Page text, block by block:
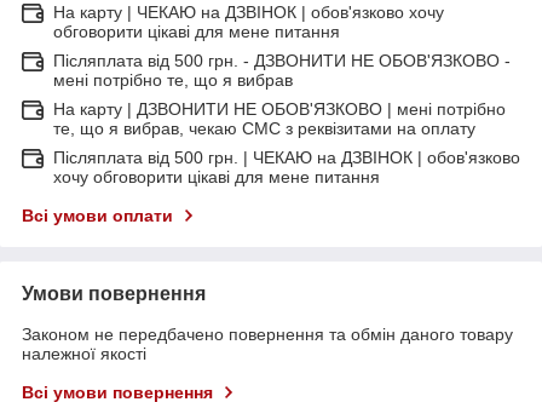
На карту | ЧЕКАЮ на ДЗВІНОК | обов'язково хочу
обговорити цікаві для мене питання
Післяплата від 500 грн. - ДЗВОНИТИ НЕ ОБОВ'ЯЗКОВО -
мені потрібно те, що я вибрав
На карту | ДЗВОНИТИ НЕ ОБОВ'ЯЗКОВО | мені потрібно
те, що я вибрав, чекаю СМС з реквізитами на оплату
Післяплата від 500 грн. | ЧЕКАЮ на ДЗВІНОК | обов'язково
хочу обговорити цікаві для мене питання
Всі умови оплати
Умови повернення
Законом не передбачено повернення та обмін даного товару
належної якості
Всі умови повернення